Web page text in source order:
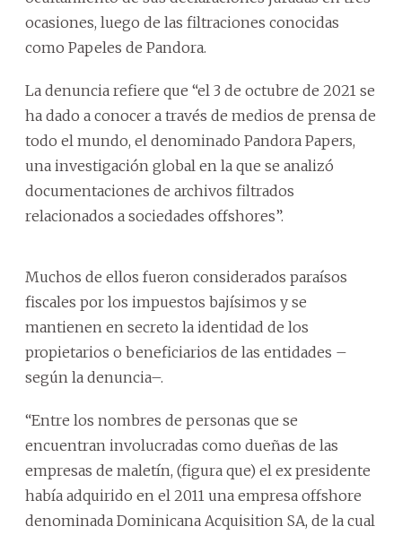
ocasiones, luego de las filtraciones conocidas
como Papeles de Pandora.
La denuncia refiere que “el 3 de octubre de 2021 se
ha dado a conocer a través de medios de prensa de
todo el mundo, el denominado Pandora Papers,
una investigación global en la que se analizó
documentaciones de archivos filtrados
relacionados a sociedades offshores”.
Muchos de ellos fueron considerados paraísos
fiscales por los impuestos bajísimos y se
mantienen en secreto la identidad de los
propietarios o beneficiarios de las entidades –
según la denuncia–.
“Entre los nombres de personas que se
encuentran involucradas como dueñas de las
empresas de maletín, (figura que) el ex presidente
había adquirido en el 2011 una empresa offshore
denominada Dominicana Acquisition SA, de la cual